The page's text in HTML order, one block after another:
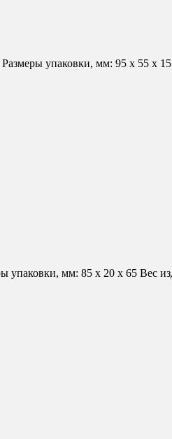
упаковки, мм: 95 х 55 х
упаковки, мм: 85 х 20 х 65 Вес